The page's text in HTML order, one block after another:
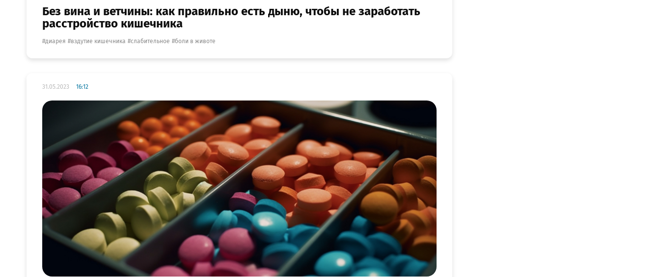
Без вина и ветчины: как правильно есть дыню, чтобы не заработать
расстройство кишечника
диарея вздутие кишечника слабительное боли в животе
31.05.2023 16:12